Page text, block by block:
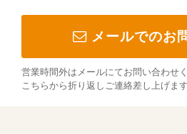
メールでのお
営業時間外はメールにてお問い合わせく
こちらから折り返しご連絡差し上げます